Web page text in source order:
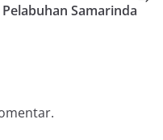
Pelabuhan Samarinda